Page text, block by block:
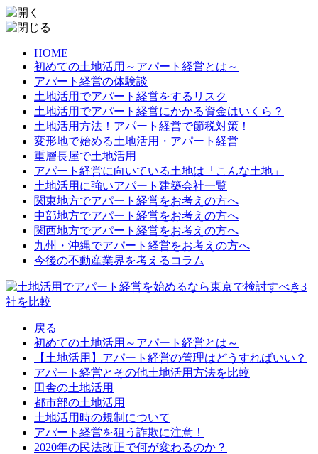
HOME
初めての土地活用～アパート経営とは～
アパート経営の体験談
土地活用でアパート経営をするリスク
土地活用でアパート経営にかかる資金はいくら？
土地活用方法！アパート経営で節税対策！
変形地で始める土地活用・アパート経営
重層長屋で土地活用
アパート経営に向いている土地は「こんな土地」
土地活用に強いアパート建築会社一覧
関東地方でアパート経営をお考えの方へ
中部地方でアパート経営をお考えの方へ
関西地方でアパート経営をお考えの方へ
九州・沖縄でアパート経営をお考えの方へ
今後の不動産業界を考えるコラム
戻る
初めての土地活用～アパート経営とは～
【土地活用】アパート経営の管理はどうすればいい？
アパート経営とその他土地活用方法を比較
田舎の土地活用
都市部の土地活用
土地活用時の規制について
アパート経営を狙う詐欺に注意！
2020年の民法改正で何が変わるのか？